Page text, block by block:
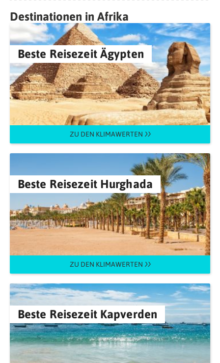
Destinationen in Afrika
Beste Reisezeit Ägypten
ZU DEN KLIMAWERTEN
Beste Reisezeit Hurghada
ZU DEN KLIMAWERTEN
Beste Reisezeit Kapverden